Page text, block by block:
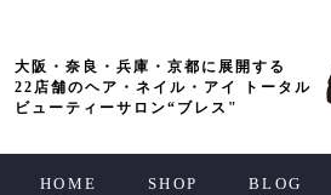
大阪・奈良・兵庫・京都に展開する
22店舗のヘア・ネイル・アイ トータル
ビューティーサロン“ブレス"
HOME SHOP BLOG